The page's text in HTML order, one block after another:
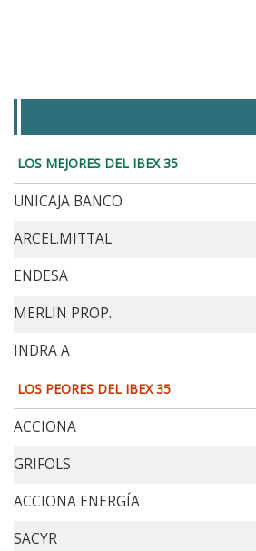
LOS MEJORES DEL IBEX 35
UNICAJA BANCO
ARCEL.MITTAL
ENDESA
MERLIN PROP.
INDRA A
LOS PEORES DEL IBEX 35
ACCIONA
GRIFOLS
ACCIONA ENERGÍA
SACYR